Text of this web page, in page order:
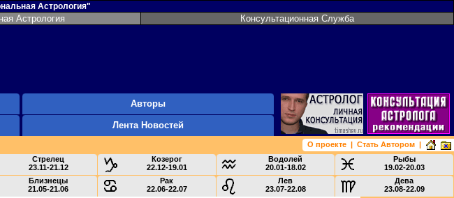
Астрология"
Астрология Консультационная Служба
Авторы
Лента Новостей
О проекте | Стать Автором |
Стрелец
23.11-21.12
Козерог
22.12-19.01
Водолей
20.01-18.02
Рыбы
19.02-20.03
Близнецы
21.05-21.06
Рак
22.06-22.07
Лев
23.07-22.08
Дева
23.08-22.09